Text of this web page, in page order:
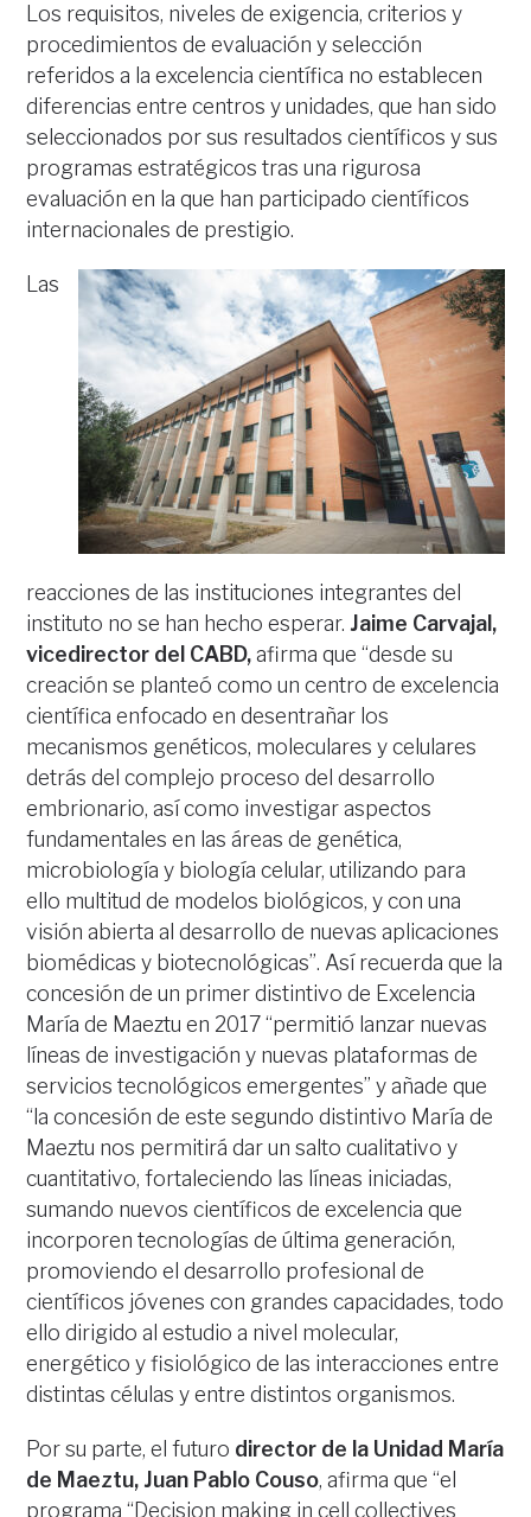
Los requisitos, niveles de exigencia, criterios y
procedimientos de evaluación y selección
referidos a la excelencia científica no establecen
diferencias entre centros y unidades, que han sido
seleccionados por sus resultados científicos y sus
programas estratégicos tras una rigurosa
evaluación en la que han participado científicos
internacionales de prestigio.
Las
reacciones de las instituciones integrantes del
instituto no se han hecho esperar. Jaime Carvajal,
vicedirector del CABD,afirma que “desde su
creación se planteó como un centro de excelencia
científica enfocado en desentrañar los
mecanismos genéticos, moleculares y celulares
detrás del complejo proceso del desarrollo
embrionario, así como investigar aspectos
fundamentales en las áreas de genética,
microbiología y biología celular, utilizando para
ello multitud de modelos biológicos, y con una
visión abierta al desarrollo de nuevas aplicaciones
biomédicas y biotecnológicas”. Así recuerda que la
concesión de un primer distintivo de Excelencia
María de Maeztu en 2017 “permitió lanzar nuevas
líneas de investigación y nuevas plataformas de
servicios tecnológicos emergentes” y añade que
“la concesión de este segundo distintivo María de
Maeztu nos permitirá dar un salto cualitativo y
cuantitativo, fortaleciendo las líneas iniciadas,
sumando nuevos científicos de excelencia que
incorporen tecnologías de última generación,
promoviendo el desarrollo profesional de
científicos jóvenes con grandes capacidades, todo
ello dirigido al estudio a nivel molecular,
energético y fisiológico de las interacciones entre
distintas células y entre distintos organismos.
Por su parte, el futuro director de la Unidad María
de Maeztu, Juan Pablo Couso, afirma que “el
programa “Decision making in cell collectives